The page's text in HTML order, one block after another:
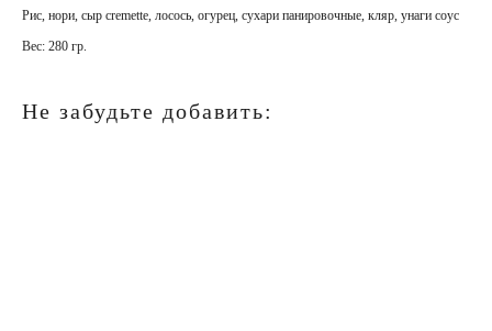
Рис, нори, сыр cremette, лосось, огурец, сухари панировочные, кляр, унаги соус
Вес: 280 гр.
Не забудьте добавить: